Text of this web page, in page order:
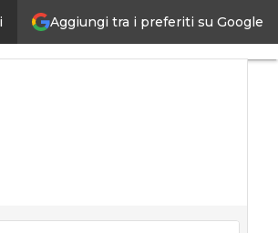
Aggiungi tra i preferiti su Google